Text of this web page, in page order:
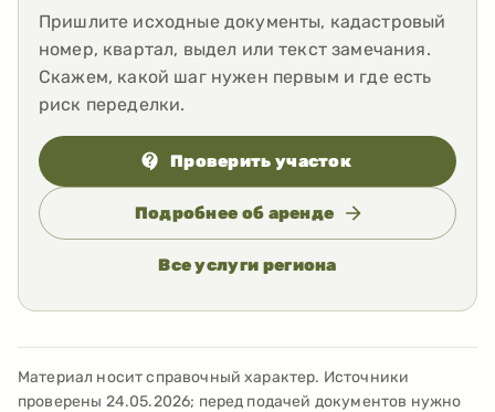
Пришлите исходные документы, кадастровый
номер, квартал, выдел или текст замечания.
Скажем, какой шаг нужен первым и где есть
риск переделки.
Проверить участок
Подробнее об аренде
Все услуги региона
Материал носит справочный характер. Источники
проверены 24.05.2026; перед подачей документов нужно